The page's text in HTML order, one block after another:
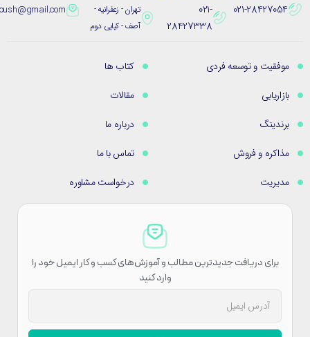
021-28427054
021-
28427338
تهران - زعفرانیه -
آصف - کیایی دوم
eybpoush@gmail.com
موفقیت و توسعه فردی
بازاریابی
برندینگ
مذاکره و فروش
مدیریت
کتاب ها
مقالات
درباره ما
تماس با ما
درخواست مشاوره
برای دریافت جدیدترین مطالب و آموزش‌های کسب و کار ایمیل خود را
وارد کنید